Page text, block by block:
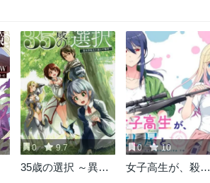
0 9.7
35歳の選択 ～異世
0 10
女子高生が、殺し